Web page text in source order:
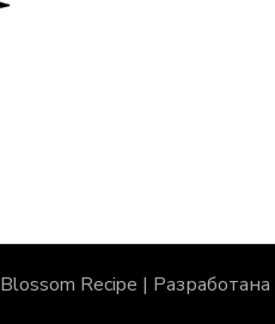
Blossom Recipe | Разработана